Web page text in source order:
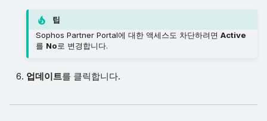
팁
Sophos Partner Portal에 대한 액세스도 차단하려면Active
를 No로 변경합니다.
업데이트를 클릭합니다.